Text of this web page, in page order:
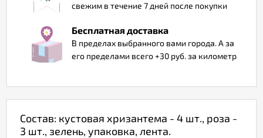
свежим в течение 7 дней после покупки
Бесплатная доставка
В пределах выбранного вами города. А за
его пределами всего +30 руб. за километр
Состав: кустовая хризантема - 4 шт., роза -
3 шт., зелень, упаковка, лента.